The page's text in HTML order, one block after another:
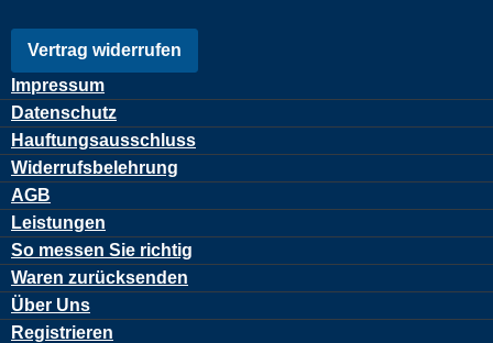
Vertrag widerrufen
Impressum
Datenschutz
Hauftungsausschluss
Widerrufsbelehrung
AGB
Leistungen
So messen Sie richtig
Waren zurücksenden
Über Uns
Registrieren